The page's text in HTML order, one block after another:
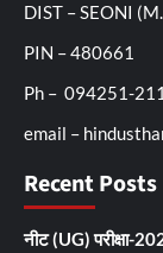
DIST – SEONI
PIN – 480661
Ph – 094251-
email –
Recent Posts
नीट (UG) परीक्षा-